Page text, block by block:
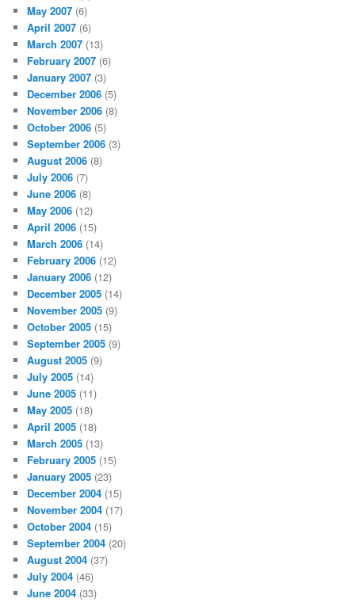
May 2007 (6)
April 2007 (6)
March 2007 (13)
February 2007 (6)
January 2007 (3)
December 2006 (5)
November 2006 (8)
October 2006 (5)
September 2006 (3)
August 2006 (8)
July 2006 (7)
June 2006 (8)
May 2006 (12)
April 2006 (15)
March 2006 (14)
February 2006 (12)
January 2006 (12)
December 2005 (14)
November 2005 (9)
October 2005 (15)
September 2005 (9)
August 2005 (9)
July 2005 (14)
June 2005 (11)
May 2005 (18)
April 2005 (18)
March 2005 (13)
February 2005 (15)
January 2005 (23)
December 2004 (15)
November 2004 (17)
October 2004 (15)
September 2004 (20)
August 2004 (37)
July 2004 (46)
June 2004 (33)